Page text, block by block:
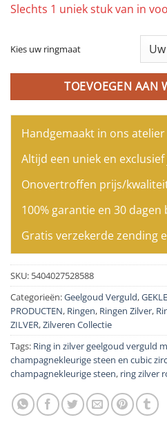
Slechts 1 uniek stuk van in
Kies uw ringmaat
TOEVOEGEN AAN
Handgemaakt in ons atelier
Altijd een uniek en exclusief
Onovertroffen prijs/
100% garantie en 30 dagen
Gratis verzekerde zending
SKU: 5404027528588
Categorieën:Geelgoud Verguld,
PRODUCTEN, Ringen, Ringen Zilver,
ZILVER,Zilveren Collectie
Tags: Ring in zilver geelgoud verguld
champagnekleurige steen en cubic
champagnekleurige steen, ring zilver